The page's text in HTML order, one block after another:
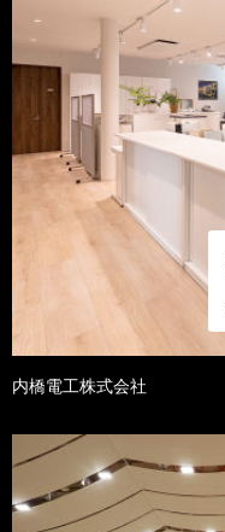
内橋電工株式会社